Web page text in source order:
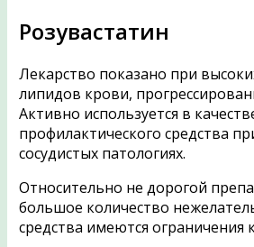
Розувастатин
Лекарство показано при
липидов крови,
Активно используется в
профилактического средства
сосудистых патологиях.
Относительно не дорогой
большое количество
средства имеются ограничения